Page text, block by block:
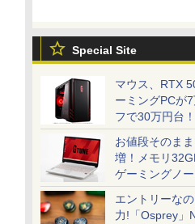
Special Site
マウス、RTX
ーミングPCが
フで30万円台！
お値段そのま
増！メモリ
ゲーミングノー
エントリーな
力!「Osprey」